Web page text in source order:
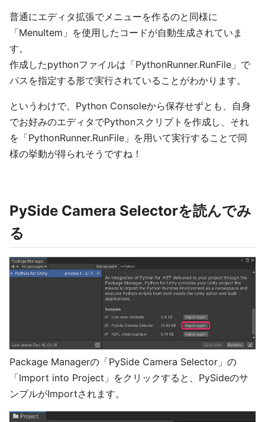
普通にエディタ拡張でメニューを作るのと同様に
「MenuItem」を使用したコードが自動生成されていま
す。
作成したpythonファイルは「PythonRunner.RunFile」で
パスを指定する形で実行されていることがわかります。
というわけで、Python Consoleから保存せずとも、自身
でお好みのエディタでPythonスクリプトを作成し、それ
を「PythonRunner.RunFile」を用いて実行することで同
様の挙動が得られそうですね！
PySide Camera Selectorを読んでみ
る
Package Managerの「PySide Camera Selector」の
「Import into Project」をクリックすると、PySideのサ
ンプルがImportされます。